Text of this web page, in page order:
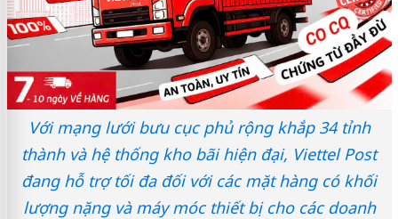
Với mạng lưới bưu cục phủ rộng khắp 34 tỉnh
thành và hệ thống kho bãi hiện đại, Viettel Post
đang hỗ trợ tối đa đối với các mặt hàng có khối
lượng nặng và máy móc thiết bị cho các doanh